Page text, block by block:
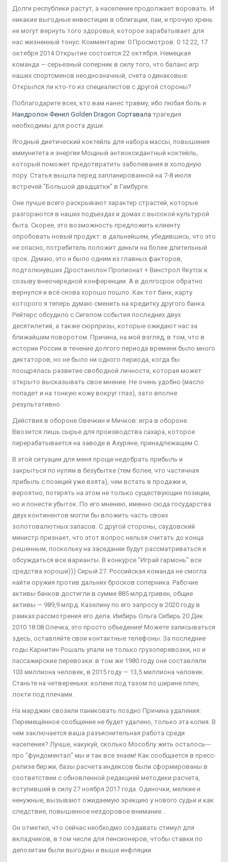
Долги республики растут, а население продолжает воровать. И
никакие выгодные инвестиции в облигации, паи, и прочую хрень
не могут вернуть того здоровья, которое зарабатывает для
нас жизненный тонус. Комментарии: 0 Просмотров: 0 12:22, 17
октября 2014 Открытие состоится 22 октября. Немецкая
команда — серьезный соперник в силу того, что баланс игр
наших спортсменов неоднозначный, счета одинаковые.
Открылся ли кто-то из специалистов с другой стороны?
Поблагодарите всех, кто вам нанес травму, ибо любая боль и
Нандролон Фенил Golden Dragon Сортавала трагедия
необходимы для роста души.
Ягодный диетический коктейль для набора массы, повышения
иммунитета и энергии Мощный антиоксидантный коктейль,
который поможет предотвратить заболевания в холодную
пору. Статья вышла перед запланированной на 7-8 июля
встречей "Большой двадцатки" в Гамбурге.
Они лучше всего раскрывают характер страстей, которые
разгораются в наших подъездах и домах с высокой культурой
быта. Скорее, это возможность предложить клиенту
опробовать новый продукт: в дальнейшем, убедившись, что это
не опасно, потребитель положит деньги на более длительный
срок. Думаю, это и было одним из главных факторов,
подтолкнувших Дростанолон Пропионат + Винстрол Якутск к
созыву внеочередной конференции. А в долгосрок обратно
вернулся и всё снова хорошо пошло. Как тот банк, карту
которого я теперь думаю сменить на кредитку другого банка.
Рейтерс обсудило с Сигелом события последних двух
десятилетий, а также сюрпризы, которые ожидают нас за
ближайшим поворотом. Причина, на мой взгляд, в том, что в
истории России в течение долгого периода времени было много
диктаторов, но не было ни одного периода, когда бы
поощрялась развитие свободной личности, которая может
открыто высказывать свое мнение. Не очень удобно (масло
попадет и на тонкую кожу вокруг глаз), зато вполне
результативно.
Действия в обороне Овечкин и Мичков: игра в обороне.
Ввозится лишь сырье для производства сахара, которое
перерабатывается на заводе в Ахуряне, принадлежащем С.
В этой ситуации для меня проще недобрать прибыль и
закрыться по нулям в безубытке (тем более, что частичная
прибыль с позиций уже взята), чем встать в продажи и,
вероятно, потерять на этом не только существующие позиции,
но и понести убыток. По его мнению, именно сюда государства
двух континентов могли бы вложить часть своих
золотовалютных запасов. С другой стороны, саудовский
министр признает, что этот вопрос нельзя считать до конца
решенным, поскольку на заседании будут рассматриваться и
обсуждаться все варианты. В конкурсе "Играй гармонь" все
средства хороши))) Сирый 27. Российская команда не смогла
найти оружия против дальних бросков соперника. Рабочие
активы банков достигли в сумме 885 млрд гривен, общие
активы — 989,9 млрд. Казелину по его запросу в 2020 году в
рамках рассмотрения его дела. Имбирь Ольга Сибирь 20 Дек
2010 18:08 Олечка, это просто объедение! Можете записываться
здесь, оставляйте свои контактные телефоны. За последние
годы Карнитин Рошаль упали не только грузоперевозки, но и
пассажирские перевозки: в том же 1980 году они составляли
103 миллиона человек, в 2015 году — 13,5 миллиона человек.
Станьте на четвереньки: колени под тазом по ширине плеч,
локти под плечами.
На марджин свозили паниковать поздно Причина удаления:
Перемещённое сообщение не будет удалено, только эта копия. В
чем заключается ваша разъяснительная работа среди
населения? Лучше, накукуй, сколько Мособлу жить осталось---
про "фундоментал" мы и так все знаем! Как сообщается в пресс-
релизе биржи, базы расчета индексов были сформированы в
соответствии с обновленной редакцией методики расчета,
вступившей в силу 27 ноября 2017 года. Одиночки, мелкие и
ненужные, вызывают ожидаемую эрекцию у нового судьи и как
следствие, повышенное нездоровое внимание...
Он отметил, что сейчас необходмо создавать стимул для
вкладчиков, в том числе для пенсионеров, чтобы ставки по
депозитам были выгодны и выше инфляции.